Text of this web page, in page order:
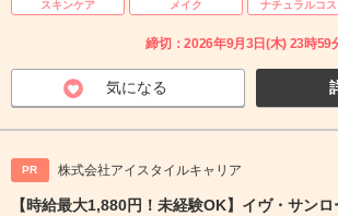
スキンケア メイク ナチュラルコス
締切：2026年9月3日(木) 23時59
気になる
PR 株式会社アイスタイルキャリア
【時給最大1,880円！未経験OK】イヴ・サン